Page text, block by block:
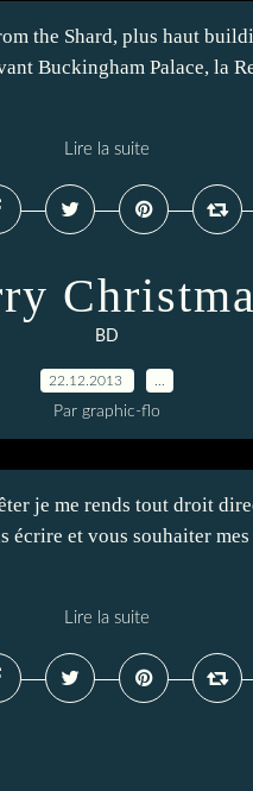
the Shard, plus haut
Buckingham Palace, la
Lire la suite
BD
22.12.2013
Par graphic-flo
je me rends tout droit
écrire et vous souhaiter
Lire la suite